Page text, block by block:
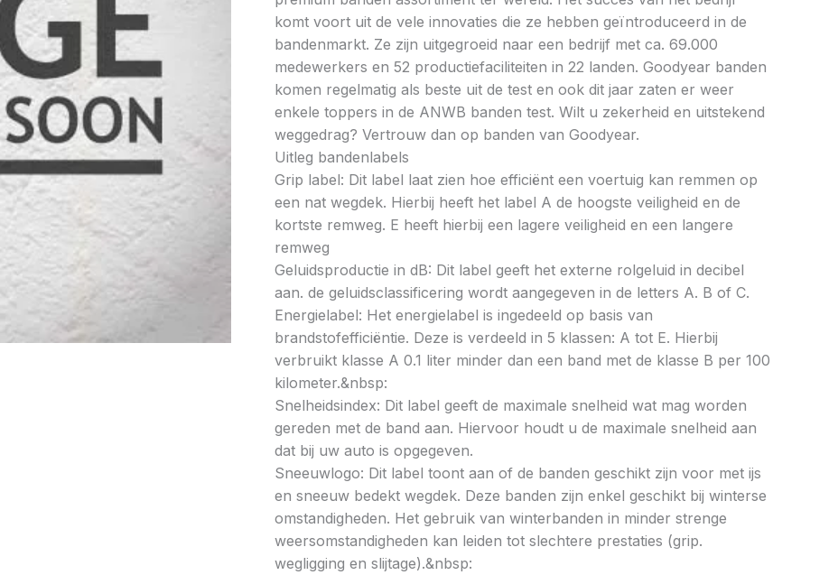
komt voort uit de vele innovaties die ze hebben geïntroduceerd in de
bandenmarkt. Ze zijn uitgegroeid naar een bedrijf met ca. 69.000
medewerkers en 52 productiefaciliteiten in 22 landen. Goodyear banden
komen regelmatig als beste uit de test en ook dit jaar zaten er weer
enkele toppers in de ANWB banden test. Wilt u zekerheid en uitstekend
weggedrag? Vertrouw dan op banden van Goodyear.
Uitleg bandenlabels
Grip label: Dit label laat zien hoe efficiënt een voertuig kan remmen op
een nat wegdek. Hierbij heeft het label A de hoogste veiligheid en de
kortste remweg. E heeft hierbij een lagere veiligheid en een langere
remweg
Geluidsproductie in dB: Dit label geeft het externe rolgeluid in decibel
aan. de geluidsclassificering wordt aangegeven in de letters A. B of C.
Energielabel: Het energielabel is ingedeeld op basis van
brandstofefficiëntie. Deze is verdeeld in 5 klassen: A tot E. Hierbij
verbruikt klasse A 0.1 liter minder dan een band met de klasse B per 100
kilometer.&nbsp:
Snelheidsindex: Dit label geeft de maximale snelheid wat mag worden
gereden met de band aan. Hiervoor houdt u de maximale snelheid aan
dat bij uw auto is opgegeven.
Sneeuwlogo: Dit label toont aan of de banden geschikt zijn voor met ijs
en sneeuw bedekt wegdek. Deze banden zijn enkel geschikt bij winterse
omstandigheden. Het gebruik van winterbanden in minder strenge
weersomstandigheden kan leiden tot slechtere prestaties (grip.
wegligging en slijtage).&nbsp: